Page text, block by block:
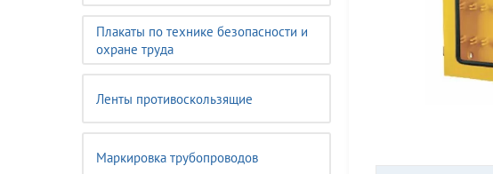
Плакаты по технике безопасности и
охране труда
Ленты противоскользящие
Маркировка трубопроводов